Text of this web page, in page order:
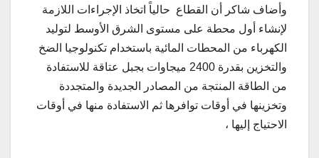
وأضاف شاكر أن القطاع حالياً اتخاذ الإجراءات اللازمة
لإنشاء أول محطة على مستوى الشرق الأوسط لتوليد
الكهرباء من المحطات المائية باستخدام تكنولوجيا الضخ
والتخزين بقدرة 2400 ميجاوات بجبل عتاقة للاستفادة
من الطاقة المنتجة من المصادر الجديدة والمتجددة
وتخزينها في أوقات توافرها ثم الاستفادة منها في أوقات
الاحتياج إليها ،